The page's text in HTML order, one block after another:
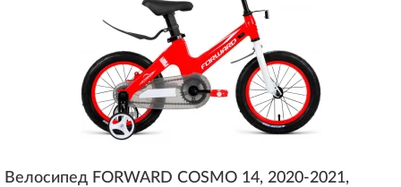
Велосипед FORWARD COSMO 14, 2020-2021,